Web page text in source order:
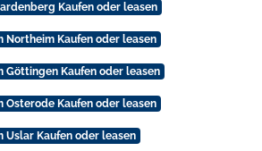
Kaufen oder leasen
Northeim Kaufen oder leasen
Göttingen Kaufen oder leasen
Osterode Kaufen oder leasen
Uslar Kaufen oder leasen